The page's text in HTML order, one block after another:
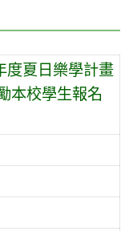
度夏日樂學計畫
本校學生報名